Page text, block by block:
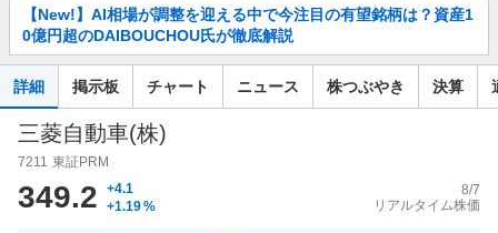
知
ら
せ
【New!】AI相場が調整を迎える中で今注目の有望銘柄は？資産1
0億円超のDAIBOUCHOU氏が徹底解説
詳細 掲示板 チャート ニュース 株つぶやき 決算
三菱自動車(株)
7211 東証PRM
349.2
+4.1
+1.19%
8/7
リアルタイム株価